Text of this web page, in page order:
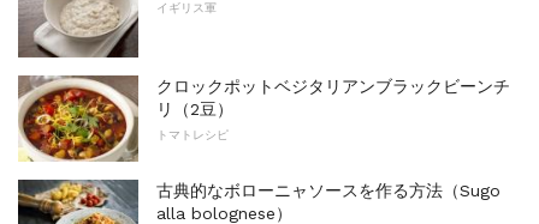
イギリス軍
クロックポットベジタリアンブラックビーンチ
リ（2豆）
トマトレシピ
古典的なボローニャソースを作る方法（Sugo
alla bolognese）